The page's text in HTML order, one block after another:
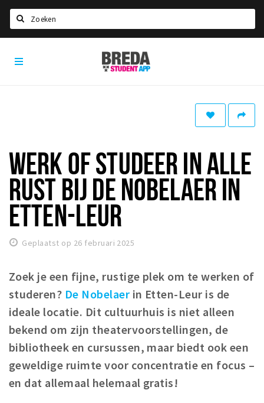
HOME
Studentenverenigingen
Studentenraad
Studentenroutes
New in town? Check FAQ!
WONEN
Inschrijven gemeente
Zorgverzekering
Huisarts en eerste hulp
Q&A
KORTING
Breda
Student
WERK OF STUDEER IN ALLE
RUST BIJ DE NOBELAER IN
ETTEN-LEUR
Geplaatst op 26 februari 2025
Zoek je een fijne, rustige plek om te werken of
studeren? De Nobelaer in Etten-Leur is de
ideale locatie. Dit cultuurhuis is niet alleen
bekend om zijn theatervoorstellingen, de
bibliotheek en cursussen, maar biedt ook een
geweldige ruimte voor concentratie en focus –
en dat allemaal helemaal gratis!